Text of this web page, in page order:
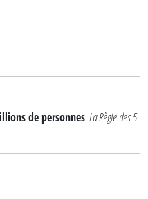
de personnes.La Règle des 5